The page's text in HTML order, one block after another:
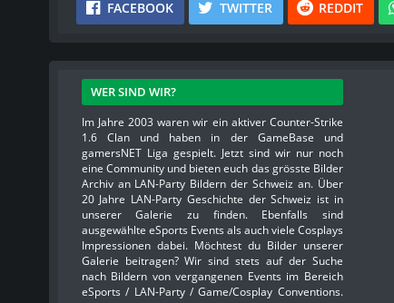
FACEBOOK TWITTER REDDIT
WER SIND WIR?
Im Jahre 2003 waren wir ein aktiver Counter-Strike
1.6 Clan und haben in der GameBase und
gamersNET Liga gespielt. Jetzt sind wir nur noch
eine Community und bieten euch das grösste Bilder
Archiv an LAN-Party Bildern der Schweiz an. Über
20 Jahre LAN-Party Geschichte der Schweiz ist in
unserer Galerie zu finden. Ebenfalls sind
ausgewählte eSports Events als auch viele Cosplays
Impressionen dabei. Möchtest du Bilder unserer
Galerie beitragen? Wir sind stets auf der Suche
nach Bildern von vergangenen Events im Bereich
eSports / LAN-Party / Game/Cosplay Conventions.